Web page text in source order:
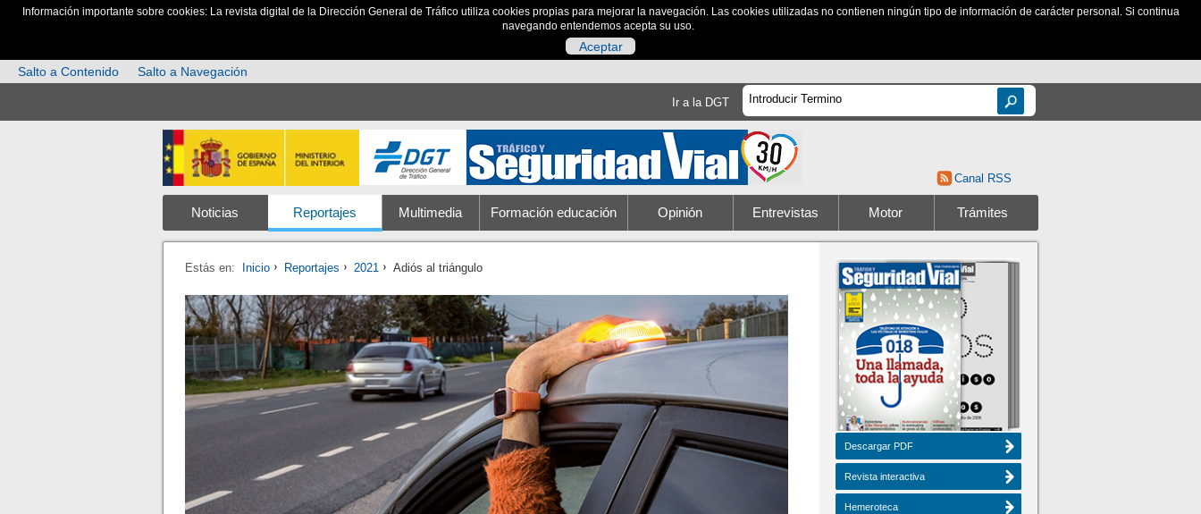
Información importante sobre cookies: La revista digital de la Dirección General de Tráfico utiliza cookies propias para mejorar la navegación. Las cookies utilizadas no contienen ningún tipo de información de carácter personal. Si continua
navegando entendemos acepta su uso.
Aceptar
Salto a Contenido
Salto a Navegación
Ir a la DGT
Canal RSS
Noticias Reportajes Multimedia Formación educación Opinión Entrevistas Motor Trámites
Estás en: Inicio Reportajes 2021 Adiós al triángulo
Descargar PDF
Revista interactiva
Hemeroteca